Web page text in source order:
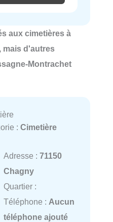
aux cimetières à
mais d'autres
Montrachet
: Cimetière
Adresse : 71150
Chagny
Quartier :
Téléphone : Aucun
téléphone ajouté